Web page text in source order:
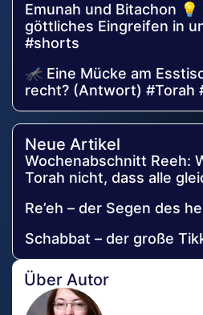
Emunah und Bitachon
göttliches Eingreifen in
#shorts
🦟 Eine Mücke am
recht? (Antwort) #Torah
Neue Artikel
Wochenabschnitt Reeh:
Torah nicht, dass alle
Re’eh – der Segen des
Schabbat – der große
Über Autor